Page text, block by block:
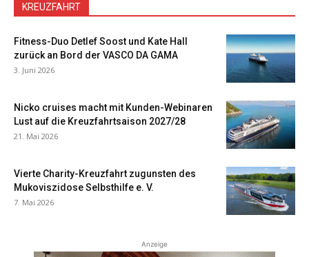
KREUZFAHRT
Fitness-Duo Detlef Soost und Kate Hall
zurück an Bord der VASCO DA GAMA
3. Juni 2026
Nicko cruises macht mit Kunden-Webinaren
Lust auf die Kreuzfahrtsaison 2027/28
21. Mai 2026
Vierte Charity-Kreuzfahrt zugunsten des
Mukoviszidose Selbsthilfe e. V.
7. Mai 2026
Anzeige